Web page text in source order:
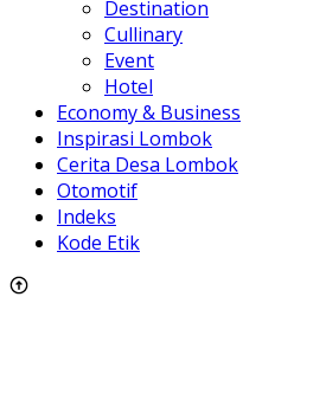
Destination
Cullinary
Event
Hotel
Economy & Business
Inspirasi Lombok
Cerita Desa Lombok
Otomotif
Indeks
Kode Etik